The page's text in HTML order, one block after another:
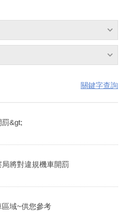
關鍵字查詢
&gt;
將對違規機車開罰
域~供您參考